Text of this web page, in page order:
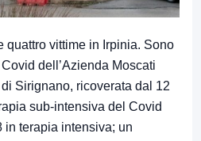
quattro vittime in Irpinia. Sono
dell’Azienda Moscati
Sirignano, ricoverata dal 12
sub-intensiva del Covid
in terapia intensiva; un